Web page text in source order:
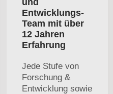
Entwicklungs-
Team mit über
12 Jahren
Erfahrung
Jede Stufe von
Forschung &
Entwicklung sowie